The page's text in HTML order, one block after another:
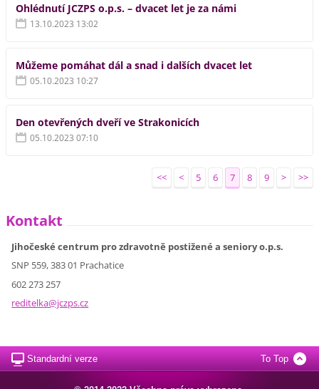
Ohlédnutí JCZPS o.p.s. – dvacet let je za námi
13.10.2023 13:02
Můžeme pomáhat dál a snad i dalších dvacet let
05.10.2023 10:27
Den otevřených dveří ve Strakonicích
05.10.2023 07:10
<< < 5 6 7 8 9 > >>
Kontakt
Jihočeské centrum pro zdravotně postižené a seniory o.p.s.
SNP 559, 383 01 Prachatice
602 273 257
reditelka@jczps.cz
Standardní verze To Top